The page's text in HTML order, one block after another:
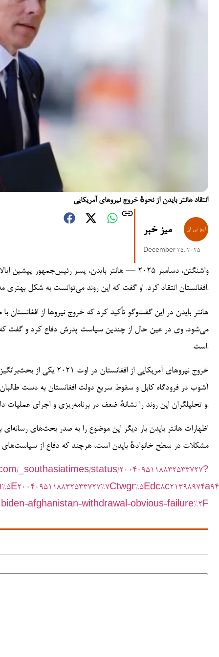
انتقاد هانتر بایدن از نحوهٔ خروج نیروهای آمریکایی
میز خبر
December 25, 2025
واشنگتن، دسامبر ۲۰۲۵ — هانتر بایدن، پسر
افغانستان انتقاد کرد. او گفت که این روند می‌توانست به شکل بهتری مدیریت شود و افزود که پدرش نیز با این نظر موافق است.
هانتر بایدن در این گفت‌وگو تأکید کرد که خروج نیروها از
می‌شود. وی در عین حال از چندین سیاست پدرش دفاع کرد و گفت که
است.
خروج نیروهای آمریکایی
آشوب در فرودگاه کابل و سقوط سریع دولت افغانستان به دست
و تحلیلگران این روند را نشانهٔ ضعف در برنامه‌ریزی و اجرای عملیات دانستند.
اظهارات هانتر بایدن بار دیگر این موضوع را به صدر بحث‌های
مشکلات در سطح خانوادهٔ بایدن است، هرچند که دفاع از
_southasiatimes/status/2004095118832533727?
biden-afghanistan-withdrawal-obvious-failure%2F